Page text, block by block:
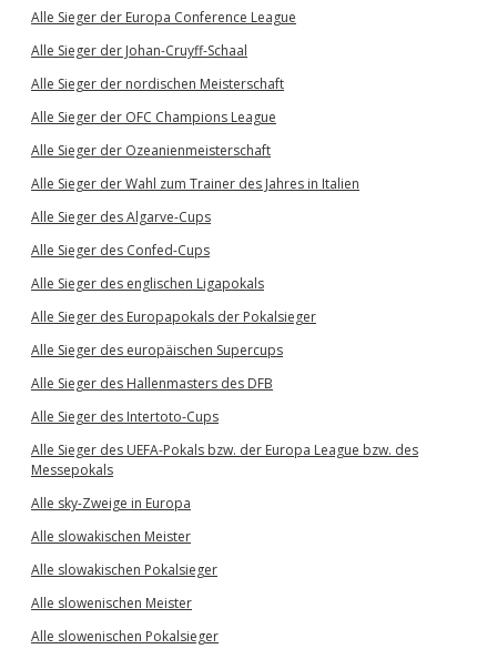
Alle Sieger der Europa Conference League
Alle Sieger der Johan-Cruyff-Schaal
Alle Sieger der nordischen Meisterschaft
Alle Sieger der OFC Champions League
Alle Sieger der Ozeanienmeisterschaft
Alle Sieger der Wahl zum Trainer des Jahres in Italien
Alle Sieger des Algarve-Cups
Alle Sieger des Confed-Cups
Alle Sieger des englischen Ligapokals
Alle Sieger des Europapokals der Pokalsieger
Alle Sieger des europäischen Supercups
Alle Sieger des Hallenmasters des DFB
Alle Sieger des Intertoto-Cups
Alle Sieger des UEFA-Pokals bzw. der Europa League bzw. des
Messepokals
Alle sky-Zweige in Europa
Alle slowakischen Meister
Alle slowakischen Pokalsieger
Alle slowenischen Meister
Alle slowenischen Pokalsieger